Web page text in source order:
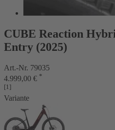
CUBE Reaction
Entry (2025)
Art.-Nr. 79035
4.999,00 € *
[1]
Variante